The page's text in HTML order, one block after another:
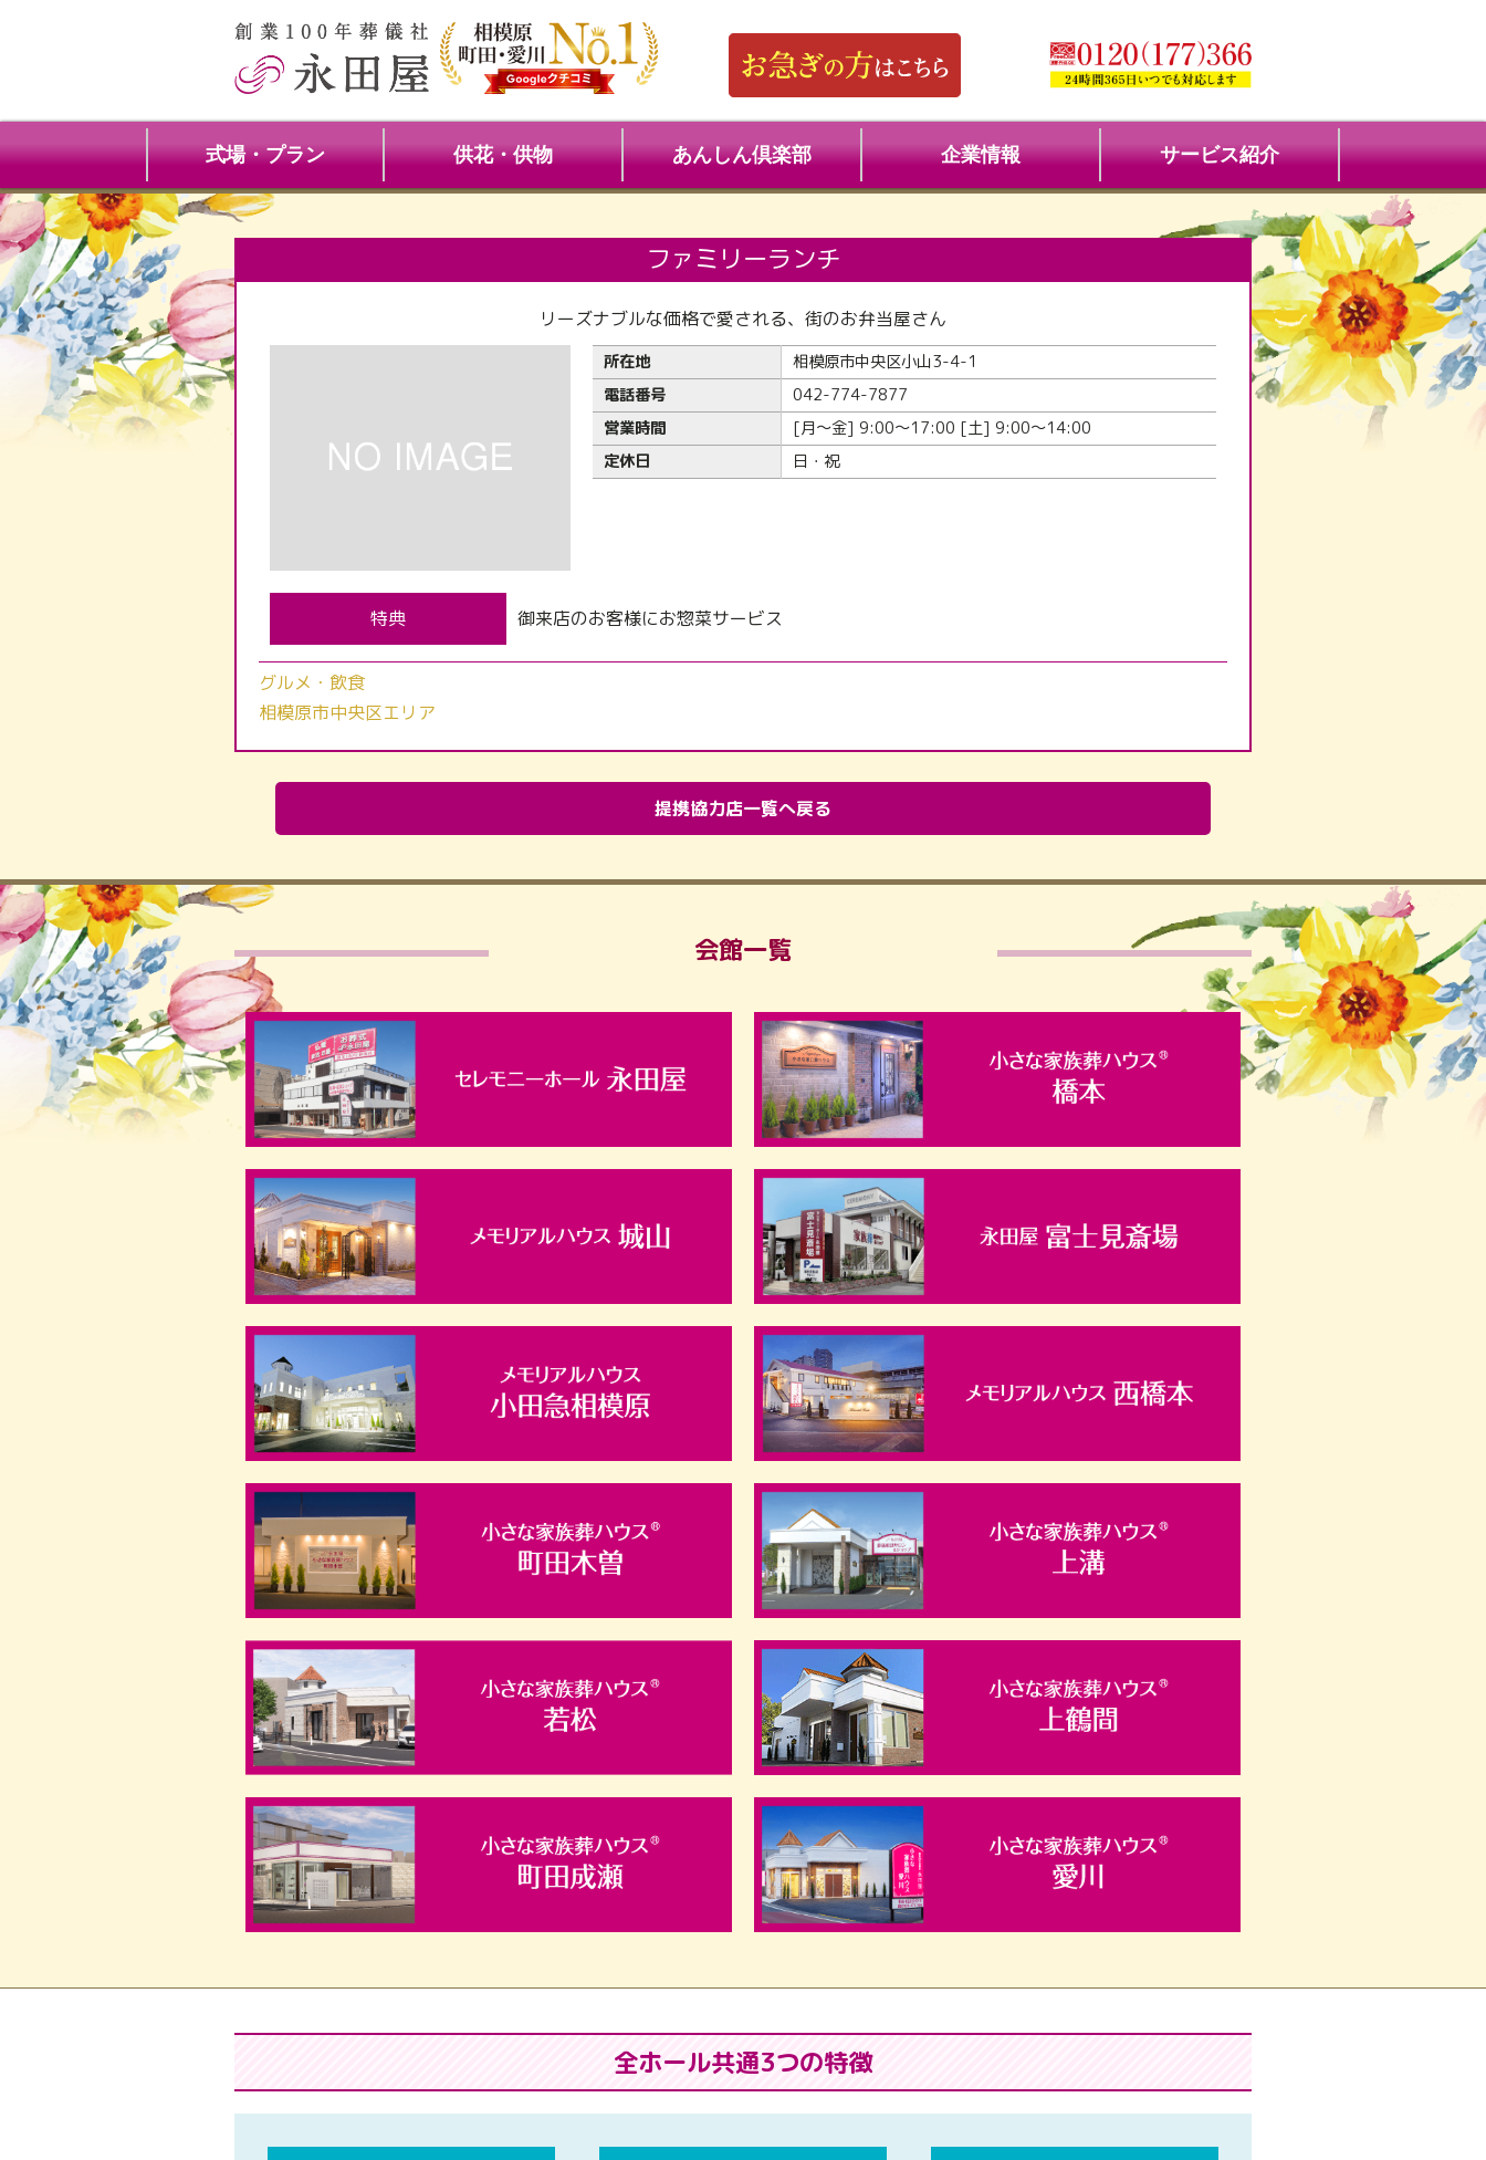
式場・プラン 供花・供物 あんしん倶楽部 企業情報 サービス紹介
ファミリーランチ
リーズナブルな価格で愛される、街のお弁当屋さん
所在地
相模原市中央区小山3-4-1
電話番号
042-774-7877
営業時間
[月～金] 9:00～17:00 [土] 9:00～14:00
定休日
日・祝
特典 御来店のお客様にお惣菜サービス
グルメ・飲食
相模原市中央区エリア
提携協力店一覧へ戻る
会館一覧
全ホール共通3つの特徴